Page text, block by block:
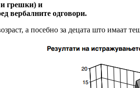
и грешки) и
вербалните одговори.
а посебно за децата што имаат